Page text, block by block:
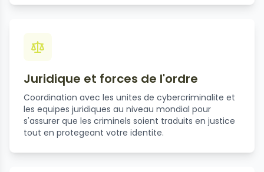
Juridique et forces de l'ordre
Coordination avec les unites de cybercriminalite et
les equipes juridiques au niveau mondial pour
s'assurer que les criminels soient traduits en justice
tout en protegeant votre identite.